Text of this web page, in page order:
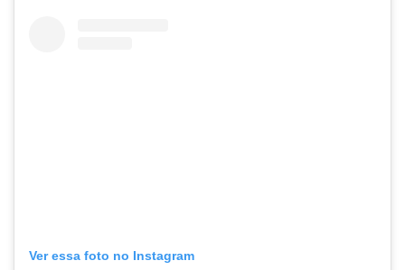
Ver essa foto no Instagram